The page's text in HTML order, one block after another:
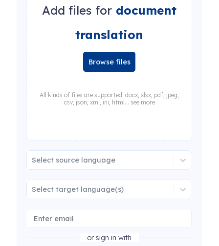
Add files for document
translation
Browse files
All kinds of files are supported: docx, xlsx, pdf, jpeg,
csv, json, xml, ini, html... see more
Select source language
Select target language(s)
or sign in with